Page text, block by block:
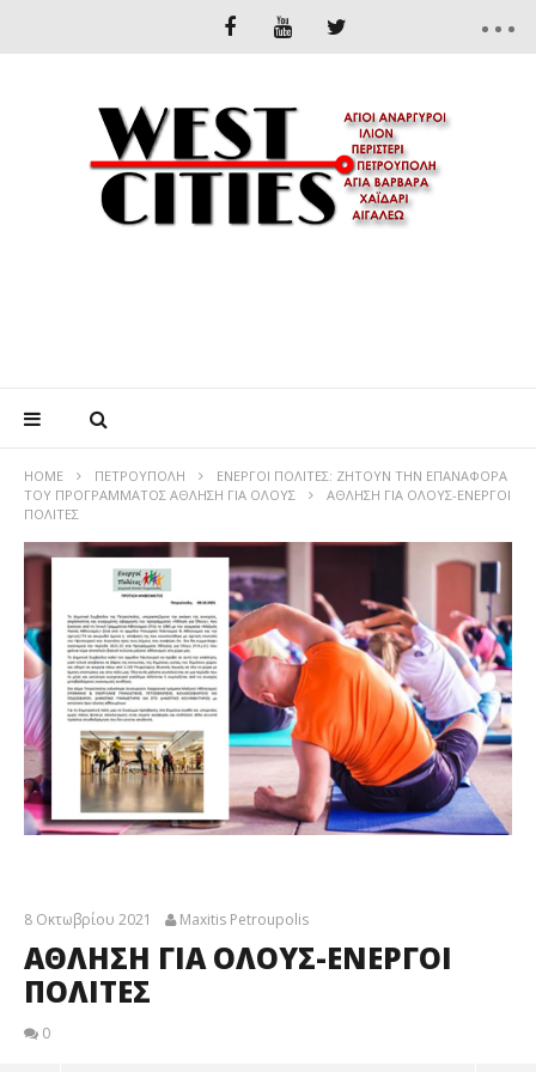
HOME ΠΕΤΡΟΎΠΟΛΗ
ΕΝΕΡΓΟΙ ΠΟΛΙΤΕΣ: ΖΗΤΟΥΝ ΤΗΝ ΕΠΑΝΑΦΟΡΑ
ΤΟΥ ΠΡΟΓΡΑΜΜΑΤΟΣ ΑΘΛΗΣΗ ΓΙΑ ΟΛΟΥΣ
ΑΘΛΗΣΗ ΓΙΑ ΟΛΟΥΣ-ΕΝΕΡΓΟΙ
ΠΟΛΙΤΕΣ
8 Οκτωβρίου 2021 Maxitis Petroupolis
ΑΘΛΗΣΗ ΓΙΑ ΟΛΟΥΣ-ΕΝΕΡΓΟΙ
ΠΟΛΙΤΕΣ
0